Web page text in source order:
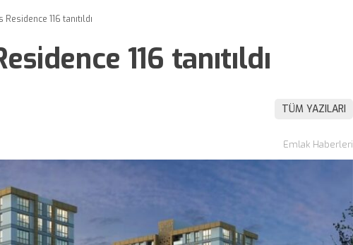
116 tanıtıldı
116 tanıtıldı
TÜM YAZILARI
Emlak Haberleri